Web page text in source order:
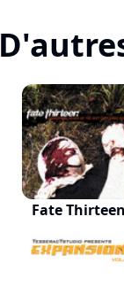
Fate Thirteen